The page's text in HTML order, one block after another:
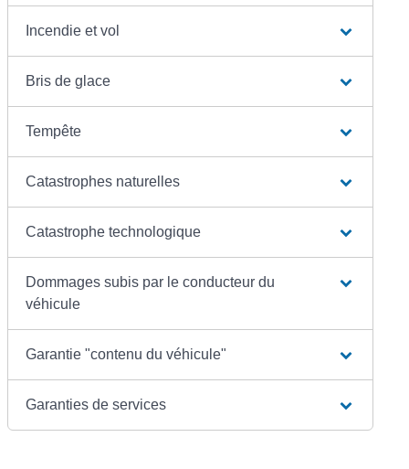
Incendie et vol
Bris de glace
Tempête
Catastrophes naturelles
Catastrophe technologique
Dommages subis par le conducteur du
véhicule
Garantie "contenu du véhicule"
Garanties de services